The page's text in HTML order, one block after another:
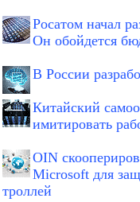
Росатом начал
Он обойдется
В России
Китайский
имитировать
OIN
Microsoft для
троллей